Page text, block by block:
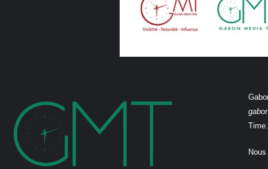
Time.